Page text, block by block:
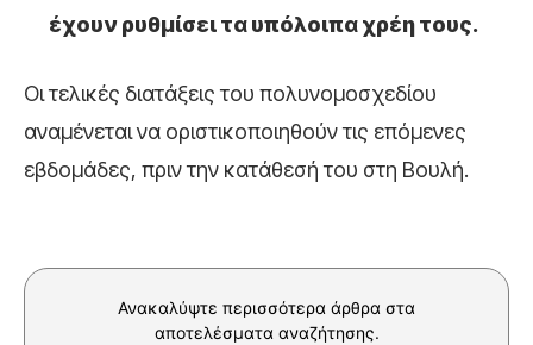
έχουν ρυθμίσει τα υπόλοιπα χρέη τους.
Οι τελικές διατάξεις του πολυνομοσχεδίου
αναμένεται να οριστικοποιηθούν τις επόμενες
εβδομάδες, πριν την κατάθεσή του στη Βουλή.
Ανακαλύψτε περισσότερα άρθρα στα
αποτελέσματα αναζήτησης.